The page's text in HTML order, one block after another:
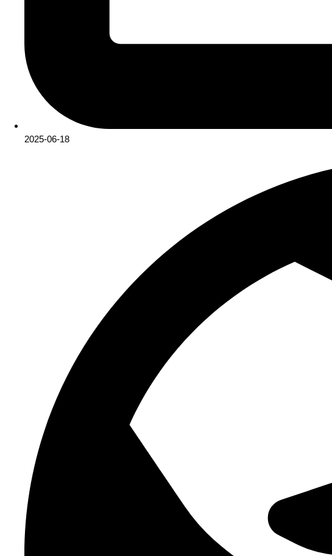
2025-06-18